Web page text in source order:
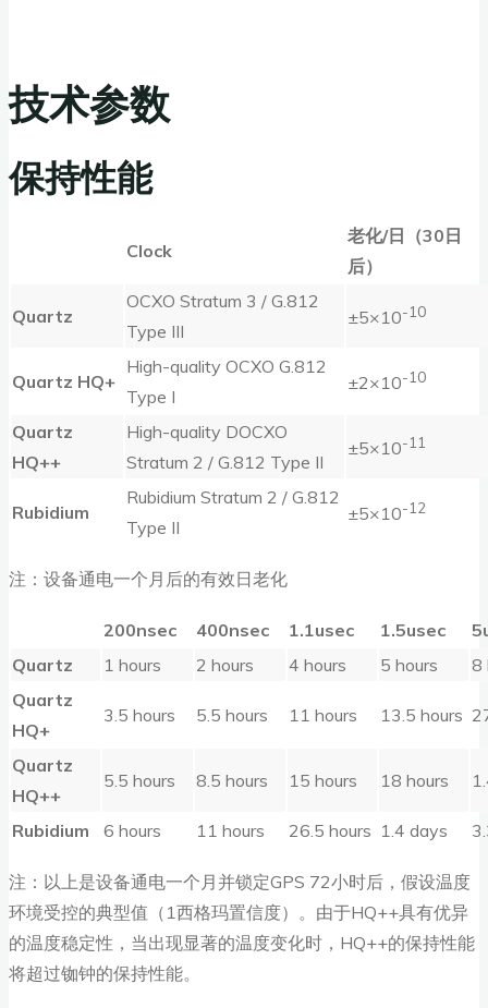
技术参数
保持性能
Clock
老化/日（30日
后）
Quartz
OCXO Stratum 3 / G.812
Type III
±5×10-10
Quartz HQ+
High-quality OCXO G.812
Type I
±2×10-10
Quartz
HQ++
High-quality DOCXO
Stratum 2 / G.812 Type II
±5×10-11
Rubidium
Rubidium Stratum 2 / G.812
Type II
±5×10-12
注：设备通电一个月后的有效日老化
200nsec 400nsec 1.1usec 1.5usec
Quartz
1 hours 2 hours 4 hours 5 hours
8
Quartz
HQ+
3.5 hours 5.5 hours 11 hours 13.5 hours
Quartz
HQ++
5.5 hours 8.5 hours 15 hours 18 hours
Rubidium 6 hours 11 hours 26.5 hours 1.4 days
注：以上是设备通电一个月并锁定GPS 72小时后，假设温度
环境受控的典型值（1西格玛置信度）。由于HQ++具有优异
的温度稳定性，当出现显著的温度变化时，HQ++的保持性能
将超过铷钟的保持性能。